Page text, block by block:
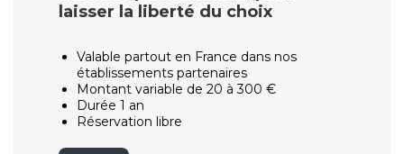
laisser la liberté du choix
Valable partout en France dans nos
établissements partenaires
Montant variable de 20 à 300 €
Durée 1 an
Réservation libre